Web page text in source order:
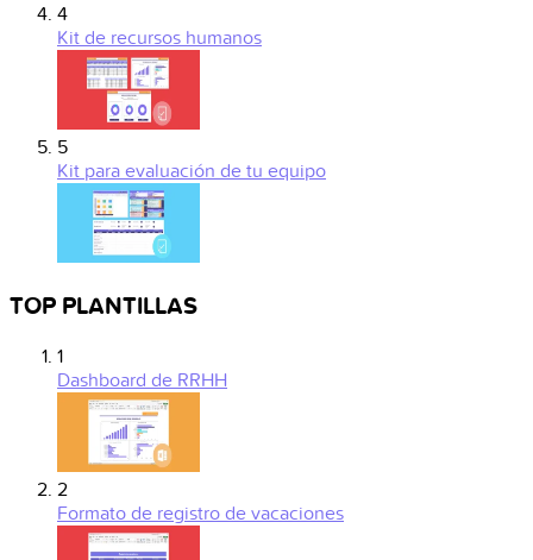
4
Kit de recursos humanos
5
Kit para evaluación de tu equipo
TOP PLANTILLAS
1
Dashboard de RRHH
2
Formato de registro de vacaciones